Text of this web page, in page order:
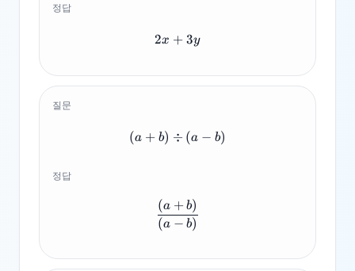
정답
2x+3y
2x + 3y
질문
(a+b) \div (a-b)
(a + b) ÷ (a − b)
정답
\frac{(a+b)}{(a-b)}
(a − b)
(a + b)